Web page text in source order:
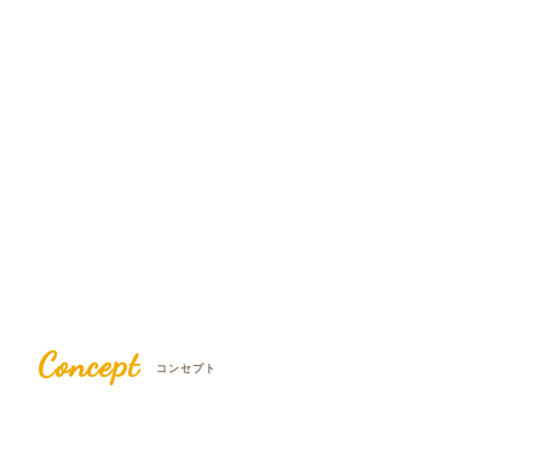
Concept コンセプト